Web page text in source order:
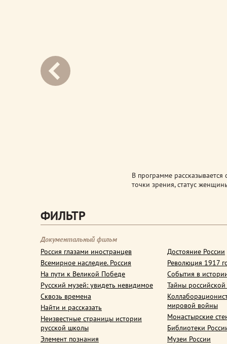
В программе
точки зрения, статус
ФИЛЬТР
Документальный фильм
Россия глазами иностранцев
Всемирное наследие. Россия
На пути к Великой Победе
Русский музей: увидеть невидимое
Сквозь времена
Найти и рассказать
Неизвестные страницы истории
русской школы
Элемент познания
Достояние России
Революция 1917
События в
Тайны
мировой войны
Монастырские
Библиотеки
Музеи России